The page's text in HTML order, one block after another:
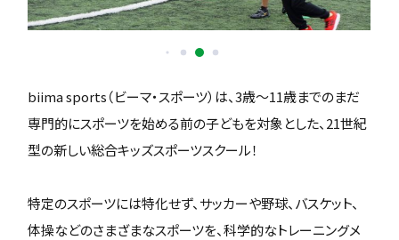
biima sports（ビーマ・スポーツ）は、3歳〜11歳までのまだ
専門的にスポーツを始める前の子どもを対象とした、21世紀
型の新しい総合キッズスポーツスクール！
特定のスポーツには特化せず、サッカーや野球、バスケット、
体操などのさまざまなスポーツを、科学的なトレーニングメ